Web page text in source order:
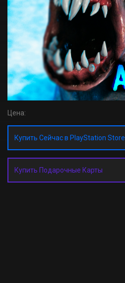
Цена:
Купить Сейчас в PlayStation Store
Купить Подарочные Карты